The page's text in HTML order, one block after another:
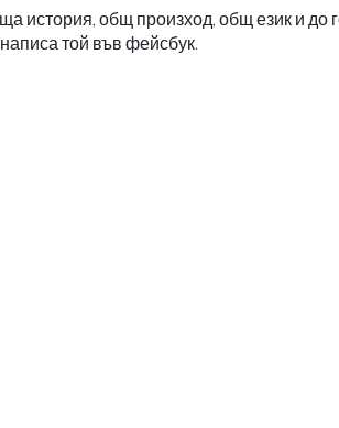
история, общ произход, общ език и до
той във фейсбук.